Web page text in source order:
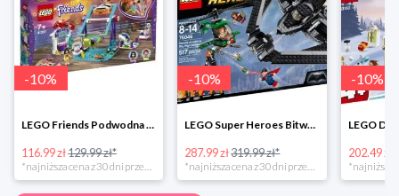
-10%
LEGO Friends Podwodna Frajda w super cenie
116.99 zł129.99 zł*
-10%
LEGO Super Heroes Bitwa powietrzna w super cenie
287.99 zł319.99 zł*
-10%
202.49 zł